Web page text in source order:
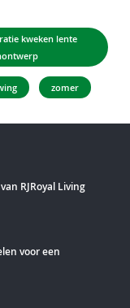
kweken lente
zomer
RJRoyal Living
voor een